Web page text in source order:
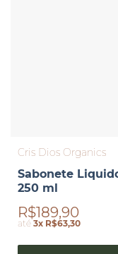
Cris Dios Organics
Sabonete
250 ml
R$189,90
até3x R$63,30